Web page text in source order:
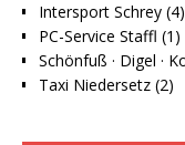
Intersport Schrey (4)
PC-Service Staffl (1)
Schönfuß · Digel ·
Taxi Niedersetz (2)